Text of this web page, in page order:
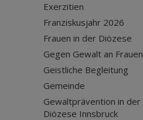
Exerzitien
Franziskusjahr 2026
Frauen in der Diözese
Gegen Gewalt an Frauen
Geistliche Begleitung
Gemeinde
Gewaltprävention in der
Diözese Innsbruck